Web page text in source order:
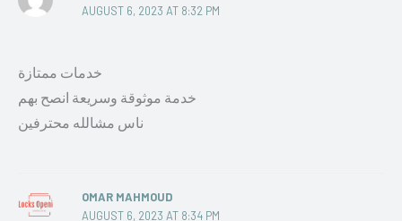
AUGUST 6, 2023 AT 8:32 PM
خدمات ممتازة
خدمة موثوقة وسريعة انصح بهم
ناس مشالله محترفين
OMAR MAHMOUD
AUGUST 6, 2023 AT 8:34 PM